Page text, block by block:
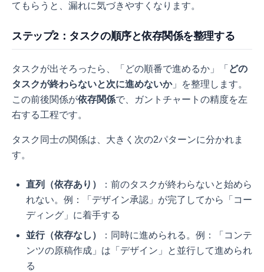
てもらうと、漏れに気づきやすくなります。
ステップ2：タスクの順序と依存関係を整理する
タスクが出そろったら、「どの順番で進めるか」「 どの
タスクが終わらないと次に進めないか」を整理します。
この前後関係が依存関係で、ガントチャートの精度を左
右する工程です。
タスク同士の関係は、大きく次の2パターンに分かれま
す。
直列（依存あり）
：前のタスクが終わらないと始めら
れない。例：「デザイン承認」が完了してから「コー
ディング」に着手する
並行（依存なし）
：同時に進められる。例：「コンテ
ンツの原稿作成」は「デザイン」と並行して進められ
る